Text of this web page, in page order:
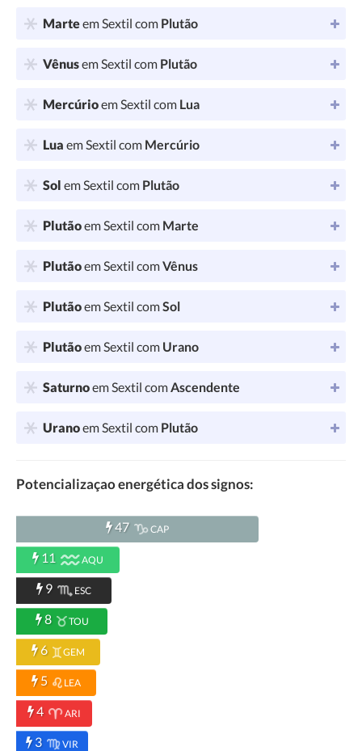
Marteem Sextil com Plutão
Vênusem Sextil com Plutão
Mercúrioem Sextil com Lua
Lua em Sextil com Mercúrio
Sol em Sextil com Plutão
Plutãoem Sextil com Marte
Plutãoem Sextil comVênus
Plutãoem Sextil comSol
Plutãoem Sextil com Urano
Saturnoem Sextil comAscendente
Uranoem Sextil com Plutão
Potencializaçao energética dos signos:
47 CAP
11 AQU
9 ESC
8 TOU
6 GEM
5 LEA
4 ARI
3 VIR